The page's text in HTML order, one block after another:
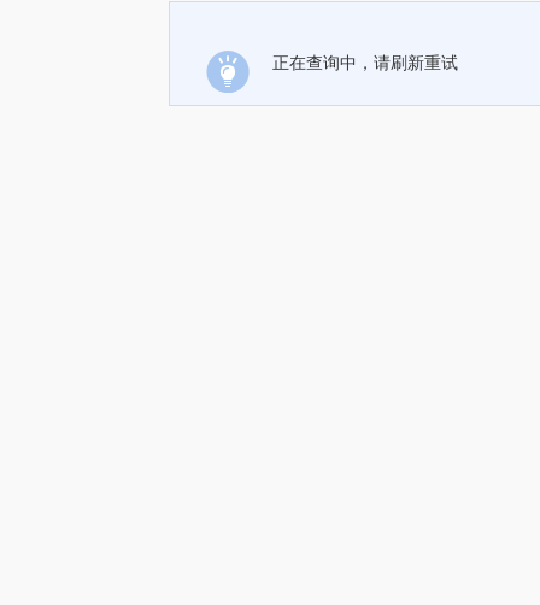
正在查询中，请刷新重试